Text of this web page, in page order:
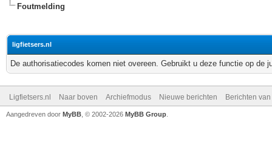
Foutmelding
ligfietsers.nl
De authorisatiecodes komen niet overeen. Gebruikt u deze functie op de
Ligfietsers.nl Naar boven Archiefmodus Nieuwe berichten Berichten
Aangedreven door MyBB , © 2002-2026 MyBB Group